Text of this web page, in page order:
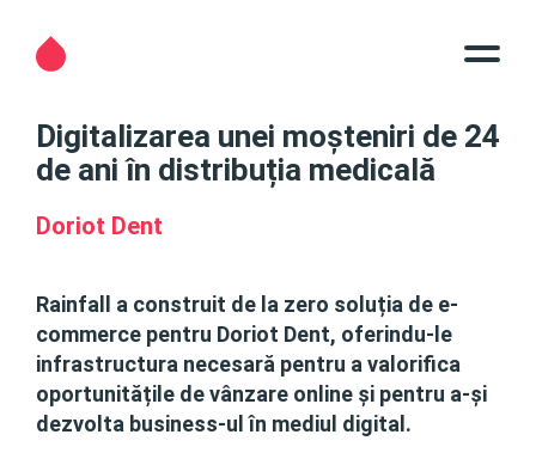
Digitalizarea unei moșteniri de 24
de ani în distribuția medicală
Doriot Dent
Rainfall a construit de la zero soluția de e-
commerce pentru Doriot Dent, oferindu-le
infrastructura necesară pentru a valorifica
oportunitățile de vânzare online și pentru a-și
dezvolta business-ul în mediul digital.